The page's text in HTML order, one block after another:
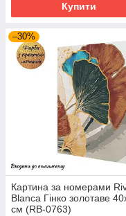
Купити
–30%
Картина за номерами
Blanca Гінко золотаве
см (RB-0763)